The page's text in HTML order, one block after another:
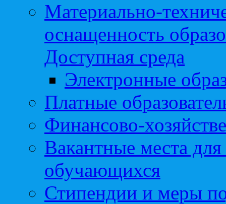
Материально-
оснащенность
Доступная среда
Электронные
Платные
Финансово-
Вакантные места
обучающихся
Стипендии и меры